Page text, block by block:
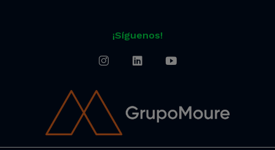
¡Síguenos!